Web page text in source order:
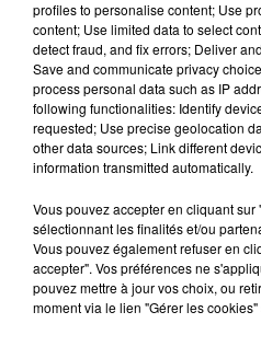
Europa-Park : des
Pendant trois décennies,
des visiteurs. La mythique
désormais à disparaître du
profiles to personalise content; Use
content; Use limited data to select
detect fraud, and fix errors; Deliver
Save and communicate privacy
process personal data such as IP
following functionalities: Identify
requested; Use precise geolocation
other data sources; Link different
information transmitted automatically.
Vous pouvez accepter en cliquant
sélectionnant les finalités et/ou
Vous pouvez également refuser en
accepter". Vos préférences ne
pouvez mettre à jour vos choix, ou
moment via le lien "Gérer les